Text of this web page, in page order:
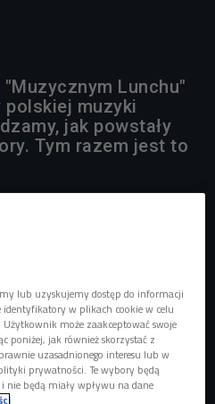
Lunchu"
muzyki
jak powstały
Tym razem jest to
lub uzyskujemy dostęp do informacji
w plikach cookie w celu
może zaakceptować swoje
poniżej, jak również skorzystać z
uzasadnionego interesu lub w
prywatności. Te wybory będą
nie będą miały wpływu na dane